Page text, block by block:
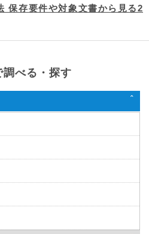
保存要件や対象文書から見る2
調べる・探す